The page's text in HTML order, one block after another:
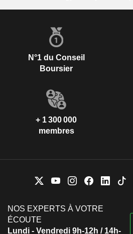
N°1 du Conseil
Boursier
+ 1 300 000
membres
NOS EXPERTS À VOTRE
ÉCOUTE
Lundi - Vendredi 9h-12h / 14h-